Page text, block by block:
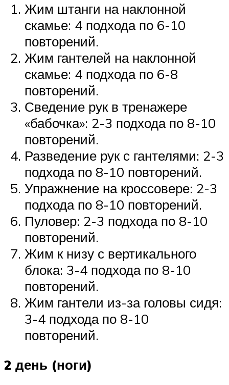
Жим штанги на наклонной
скамье: 4 подхода по 6-10
повторений.
Жим гантелей на наклонной
скамье: 4 подхода по 6-8
повторений.
Сведение рук в тренажере
«бабочка»: 2-3 подхода по 8-10
повторений.
Разведение рук с гантелями: 2-3
подхода по 8-10 повторений.
Упражнение на кроссовере: 2-3
подхода по 8-10 повторений.
Пуловер: 2-3 подхода по 8-10
повторений.
Жим к низу с вертикального
блока: 3-4 подхода по 8-10
повторений.
Жим гантели из-за головы сидя:
3-4 подхода по 8-10
повторений.
2 день (ноги)